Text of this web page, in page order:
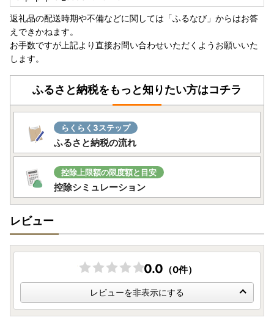
---------------------------------------------------------------
-----------------
『わさお記念像建立のご報告とお礼について』
おの顕彰を称えたわさお記念像が建立されました。
今回の建立にあたり、ふるさと納税をはじめ、多くの皆様か
らたくさんのご支援をいただきまして、厚くお礼申し上げま
す。
今後とも鰺ヶ沢町へ温かいご支援、ご協力のほどよろしくお
願いいたします。
---------------------------------------------------------------
返礼品の配送時期や不備などに関しては「ふるなび」からはお答
えできかねます。
お手数ですが上記より直接お問い合わせいただくようお願いいた
します。
ふるさと納税をもっと知りたい方はコチラ
らくらく3ステップ
ふるさと納税の流れ
控除上限額の限度額と目安
控除シミュレーション
レビュー
0.0 （0件）
レビューを非表示にする